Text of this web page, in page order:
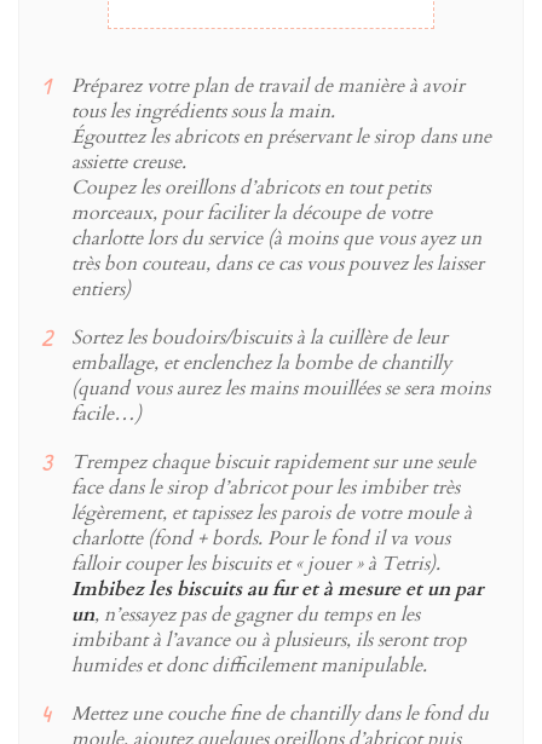
Préparez votre plan de travail de manière à avoir
tous les ingrédients sous la main.
Égouttez les abricots en préservant le sirop dans une
assiette creuse.
Coupez les oreillons d’abricots en tout petits
morceaux, pour faciliter la découpe de votre
charlotte lors du service (à moins que vous ayez un
très bon couteau, dans ce cas vous pouvez les laisser
entiers)
Sortez les boudoirs/biscuits à la cuillère de leur
emballage, et enclenchez la bombe de chantilly
(quand vous aurez les mains mouillées se sera moins
facile…)
Trempez chaque biscuit rapidement sur une seule
face dans le sirop d’abricot pour les imbiber très
légèrement, et tapissez les parois de votre moule à
charlotte (fond + bords. Pour le fond il va vous
falloir couper les biscuits et « jouer » à Tetris).
Imbibez les biscuits au fur et à mesure et un par
un, n’essayez pas de gagner du temps en les
imbibant à l’avance ou à plusieurs, ils seront trop
humides et donc difficilement manipulable.
Mettez une couche fine de chantilly dans le fond du